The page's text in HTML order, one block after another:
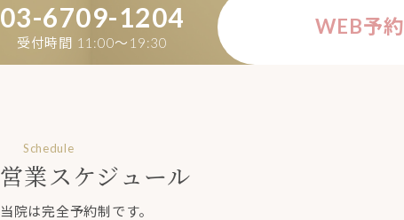
03-6709-1204
受付時間 11:00〜19:30
WEB予約
Schedule
営業スケジュール
当院は完全予約制です。